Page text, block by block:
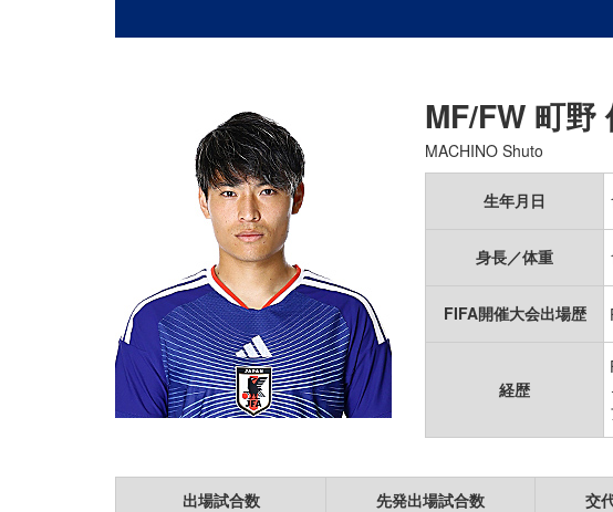
MF/FW 町野
MACHINO Shuto
生年月日
身長／体重
FIFA開催大会出場歴
経歴
出場試合数 先発出場試合数 交